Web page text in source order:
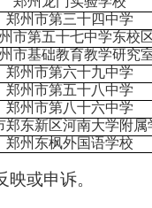
郑州市第三十四中学
市第五十七中学东校
市基础教育教学研究
郑州市第六十九中学
郑州市第五十八中学
郑州市第八十六中学
郑东新区河南大学附属
郑州东枫外国语学校
或申诉。